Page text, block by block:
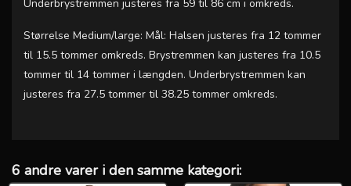
Underbrystremmen justeres fra 59 til 86 cm i omkreds.
Størrelse Medium/large: Mål: Halsen justeres fra 12 tommer
til 15.5 tommer omkreds. Brystremmen kan justeres fra 10.5
tommer til 14 tommer i længden. Underbrystremmen kan
justeres fra 27.5 tommer til 38.25 tommer omkreds.
6 andre varer i den samme kategori: